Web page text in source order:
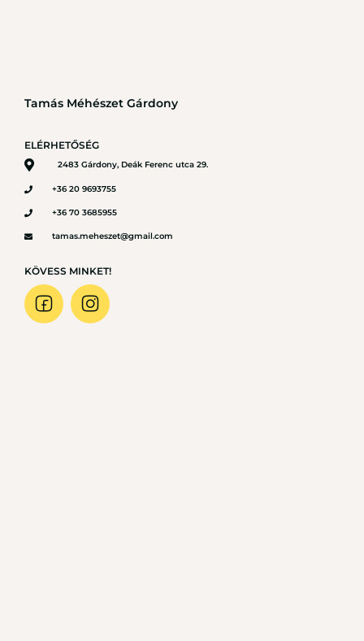
Tamás Méhészet Gárdony
ELÉRHETŐSÉG
2483 Gárdony, Deák Ferenc utca 29.
+36 20 9693755
+36 70 3685955
tamas.meheszet@gmail.com
KÖVESS MINKET!